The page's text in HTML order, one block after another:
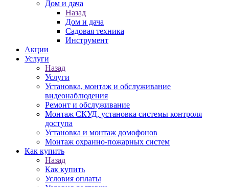
Дом и дача
Назад
Дом и дача
Садовая техника
Инструмент
Акции
Услуги
Назад
Услуги
Установка, монтаж и обслуживание
видеонаблюдения
Ремонт и обслуживание
Монтаж СКУД, установка системы контроля
доступа
Установка и монтаж домофонов
Монтаж охранно-пожарных систем
Как купить
Назад
Как купить
Условия оплаты